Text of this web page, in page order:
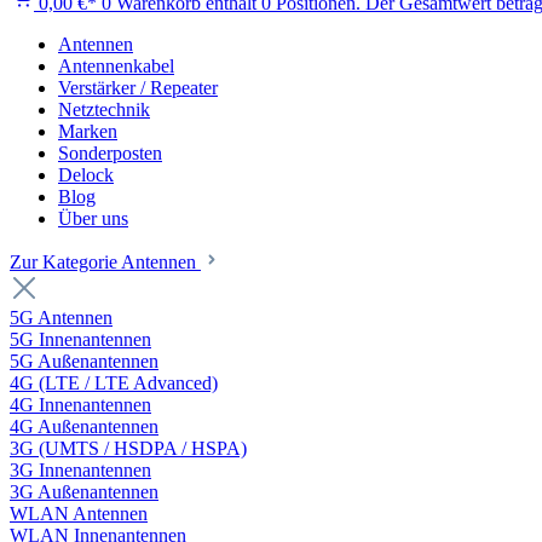
Antennen
Antennenkabel
Verstärker / Repeater
Netztechnik
Marken
Sonderposten
Delock
Blog
Über uns
Zur Kategorie Antennen
5G Antennen
5G Innenantennen
5G Außenantennen
4G (LTE / LTE Advanced)
4G Innenantennen
4G Außenantennen
3G (UMTS / HSDPA / HSPA)
3G Innenantennen
3G Außenantennen
WLAN Antennen
WLAN Innenantennen